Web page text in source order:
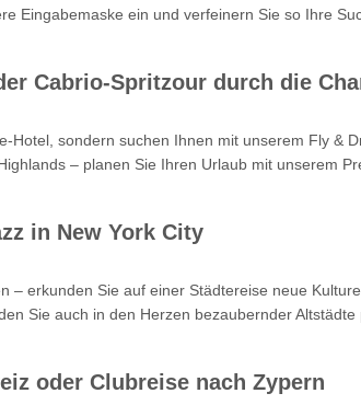
Eingabemaske ein und verfeinern Sie so Ihre
Cabrio-Spritzour durch die
sondern suchen Ihnen mit unserem Fly &
– planen Sie Ihren Urlaub mit unserem
in New York City
erkunden Sie auf einer Städtereise neue
Sie auch in den Herzen bezaubernder Altstädte
oder Clubreise nach Zypern